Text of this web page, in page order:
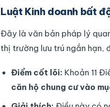
Luật Kinh doanh bất
Đây là văn bản pháp lý
thị trường lưu trú ngắn hạn,
Điểm cốt lõi: Khoản 11
căn hộ chung cư vào